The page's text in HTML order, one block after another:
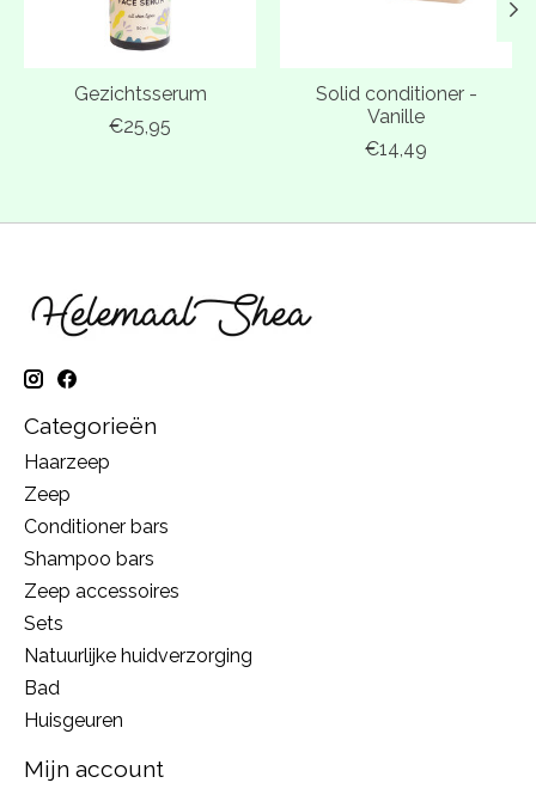
Gezichtsserum
€25,95
Solid conditioner -
Vanille
€14,49
Categorieën
Haarzeep
Zeep
Conditioner bars
Shampoo bars
Zeep accessoires
Sets
Natuurlijke huidverzorging
Bad
Huisgeuren
Mijn account